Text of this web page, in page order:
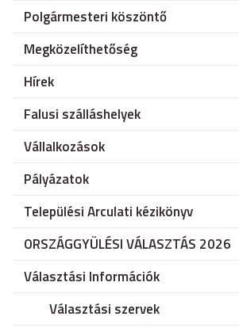
Polgármesteri köszöntő
Megközelíthetőség
Hírek
Falusi szálláshelyek
Vállalkozások
Pályázatok
Települési Arculati kézikönyv
ORSZÁGGYÜLÉSI VÁLASZTÁS 2026
Választási Információk
Választási szervek